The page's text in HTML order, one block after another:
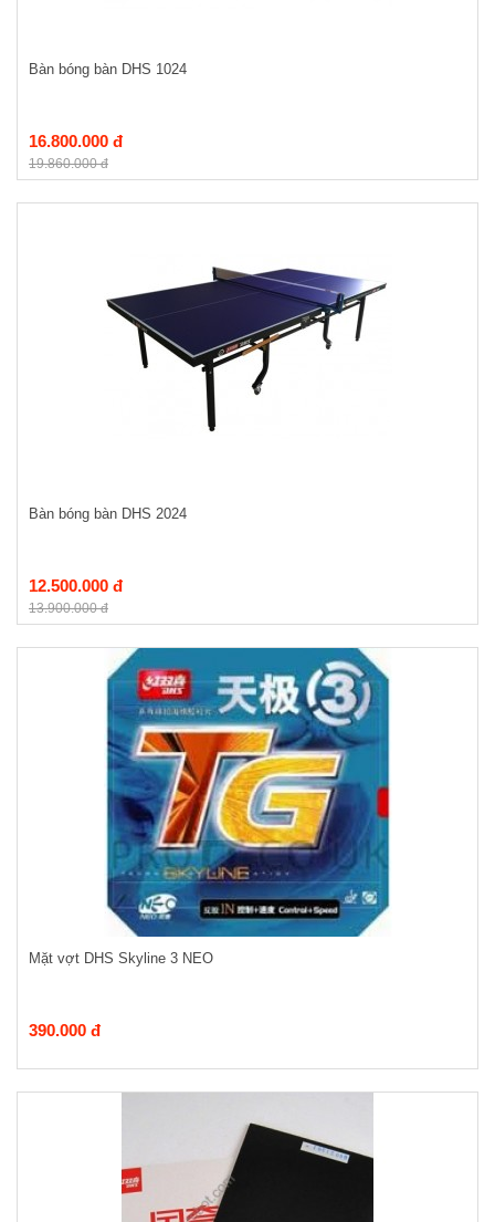
Bàn bóng bàn DHS 1024
16.800.000 đ
19.860.000 đ
Bàn bóng bàn DHS 2024
12.500.000 đ
13.900.000 đ
Mặt vợt DHS Skyline 3 NEO
390.000 đ